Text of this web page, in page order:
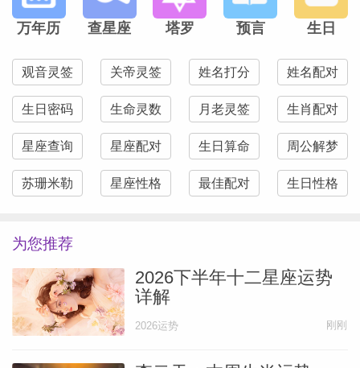
节，都是在为你的未来铺路，鸡宝子们，加
油，你们的好运就在不远处，冲就对了！
万年历 查星座 塔罗 预言 生日
观音灵签 关帝灵签 姓名打分 姓名配对
生日密码 生命灵数 月老灵签 生肖配对
星座查询 星座配对 生日算命 周公解梦
苏珊米勒 星座性格 最佳配对 生日性格
为您推荐
2026下半年十二星座运势
详解
2026运势 刚刚